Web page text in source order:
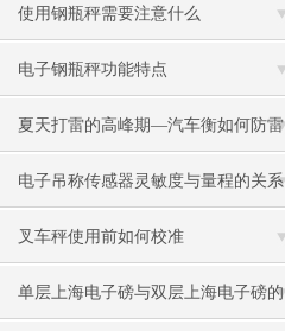
使用钢瓶秤需要注意什么
电子钢瓶秤功能特点
夏天打雷的高峰期—汽车衡如何防雷
击重点之重
电子吊称传感器灵敏度与量程的关系
叉车秤使用前如何校准
单层上海电子磅与双层上海电子磅的